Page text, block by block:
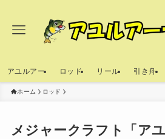
アユルアー ロッド リール 引き舟
ホーム ロッド
メジャークラフト「ア